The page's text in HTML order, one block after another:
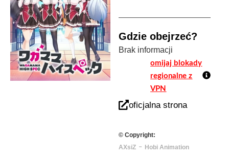
Gdzie obejrzeć?
Brak informacji
omijaj blokady
regionalne z
VPN
oficjalna strona
© Copyright:
AXsiZ- Hobi Animation